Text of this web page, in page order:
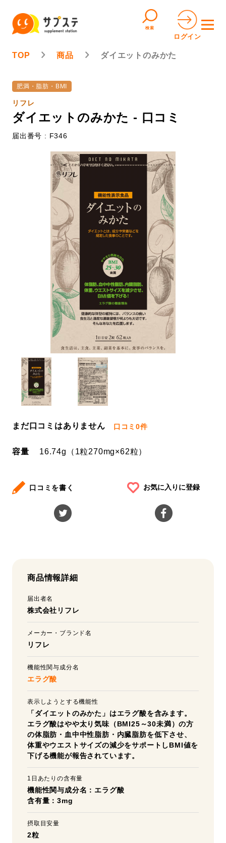
検索
ログイン
TOP 商品 ダイエットのみかた
肥満・脂肪・BMI
リフレ
ダイエットのみかた - 口コミ
届出番号 : F346
まだ口コミはありません 口コミ0件
容量 16.74g（1粒270mg×62粒）
口コミを書く お気に入りに登録
商品情報詳細
届出者名
株式会社リフレ
メーカー・ブランド名
リフレ
機能性関与成分名
エラグ酸
表示しようとする機能性
「ダイエットのみかた」はエラグ酸を含みます。
エラグ酸はやや太り気味（BMI25～30未満）の方
の体脂肪・血中中性脂肪・内臓脂肪を低下させ、
体重やウエストサイズの減少をサポートしBMI値を
下げる機能が報告されています。
1日あたりの含有量
機能性関与成分名：エラグ酸
含有量：3mg
摂取目安量
2粒